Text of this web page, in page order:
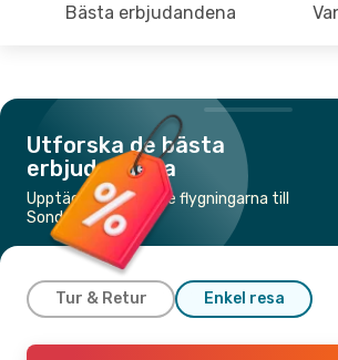
Bästa erbjudandena
Utforska de bästa
erbjudandena
Upptäck de billigaste flygningarna till
Sonderborg
Tur & Retur Enkel resa